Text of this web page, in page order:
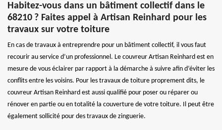
Habitez-vous dans un bâtiment collectif dans le
68210 ? Faites appel à Artisan Reinhard pour les
travaux sur votre toiture
En cas de travaux à entreprendre pour un bâtiment collectif, il vous faut
recourir au service d’un professionnel. Le couvreur Artisan Reinhard est en
mesure de vous éclairer par rapport à la démarche à suivre afin d’éviter les
conflits entre les voisins. Pour les travaux de toiture proprement dits, le
couvreur Artisan Reinhard est aussi qualifié pour poser ou réparer ou
rénover en partie ou en totalité la couverture de votre toiture. Il peut être
également sollicité pour des travaux de zinguerie.